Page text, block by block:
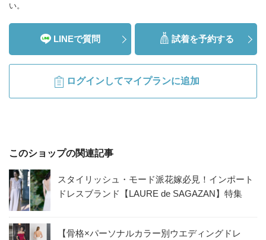
い。
LINEで質問 試着を予約する
ログインしてマイプランに追加
このショップの関連記事
スタイリッシュ・モード派花嫁必見！インポート
ドレスブランド【LAURE de SAGAZAN】特集
【骨格×パーソナルカラー別ウエディングドレ